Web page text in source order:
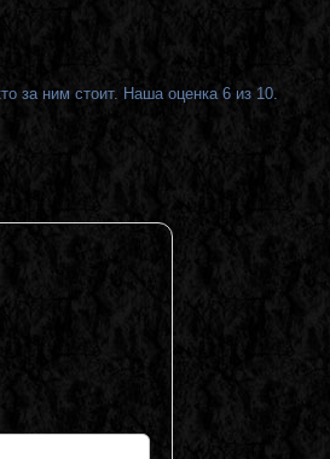
за ним стоит. Наша оценка 6 из 10.